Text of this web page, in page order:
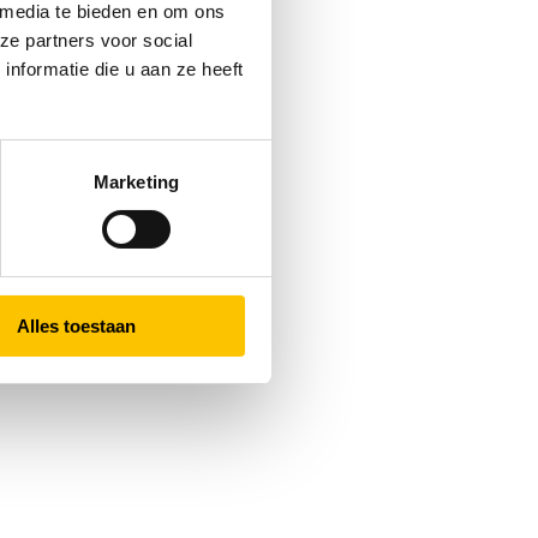
te bieden en om ons
partners voor social
die u aan ze heeft
Marketing
Alles toestaan